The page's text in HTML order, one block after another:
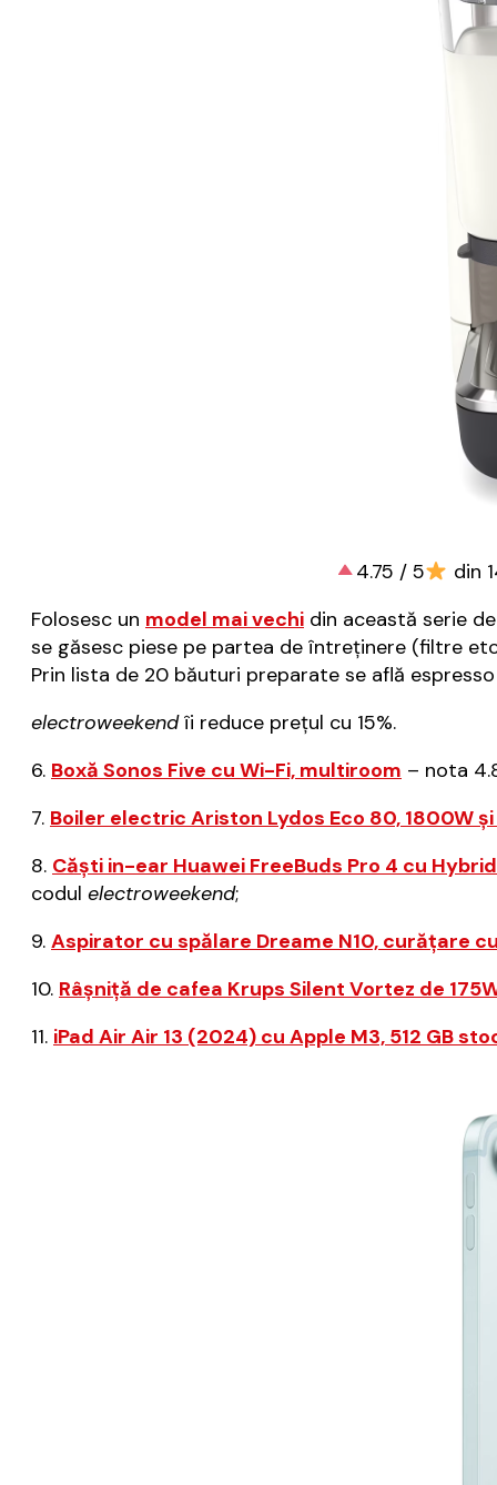
4.75 / 5
din
Folosesc un model mai vechi din această serie
se găsesc piese pe partea de întreținere (filtre
Prin lista de 20 băuturi preparate se află
electroweekendîi reduce prețul cu 15%.
6. Boxă Sonos Five cu Wi-Fi, multiroom – nota
7. Boiler electric Ariston Lydos Eco 80, 1800W
8. Căști in-ear Huawei FreeBuds Pro 4 cu
codul electroweekend;
9. Aspirator cu spălare Dreame N10, curățare
10. Râșniță de cafea Krups Silent Vortez de
11. iPad Air Air 13 (2024) cu Apple M3, 512 GB